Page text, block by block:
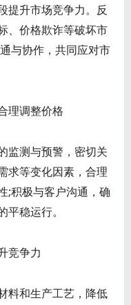
提升市场竞争力。反
、价格欺诈等破坏市
与协作，共同应对市
调整价格
测与预警，密切关
求等变化因素，合理
;积极与客户沟通，确
稳运行。
竞争力
和生产工艺，降低